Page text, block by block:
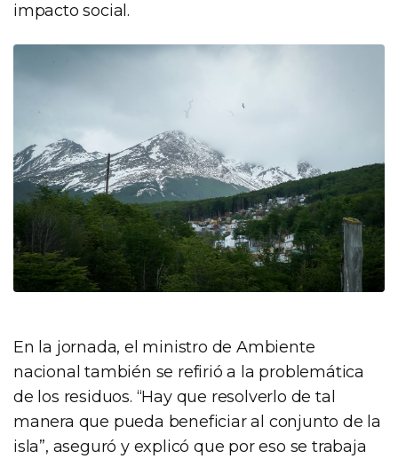
impacto social.
En la jornada, el ministro de Ambiente
nacional también se refirió a la problemática
de los residuos. “Hay que resolverlo de tal
manera que pueda beneficiar al conjunto de la
isla”, aseguró y explicó que por eso se trabaja